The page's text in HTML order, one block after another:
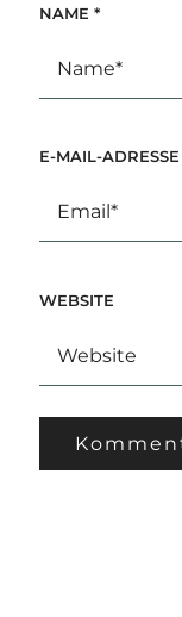
NAME *
E-MAIL-ADRESSE
WEBSITE